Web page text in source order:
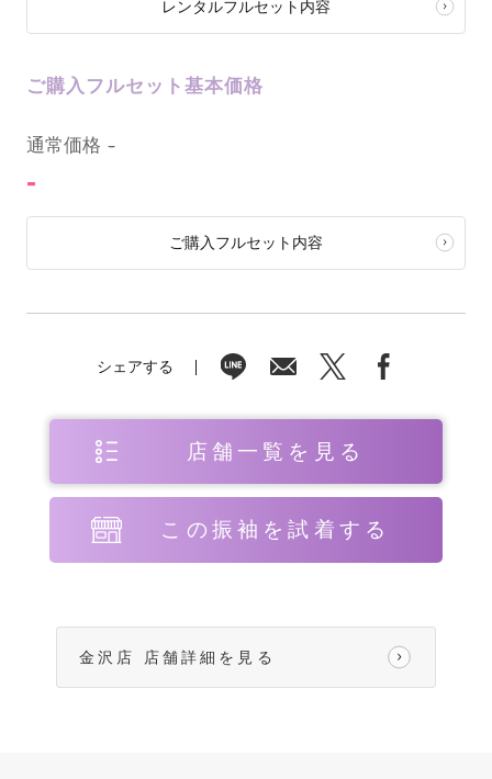
レンタルフルセット内容
ご購入フルセット基本価格
通常価格 -
-
ご購入フルセット内容
シェアする
店舗一覧を見る
この振袖を試着する
金沢店 店舗詳細を見る